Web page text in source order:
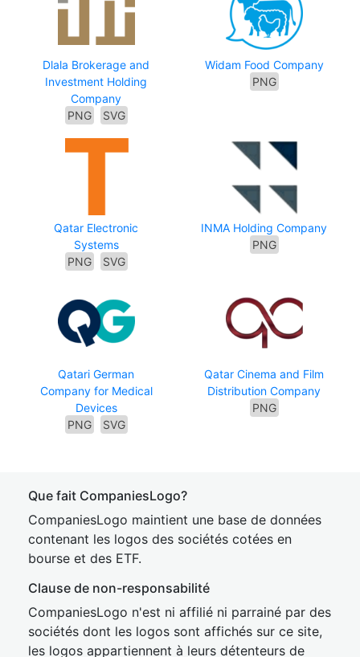
Dlala Brokerage and
Investment Holding
Company
PNG
SVG
Widam Food Company
PNG
Qatar Electronic
Systems
PNG
SVG
INMA Holding Company
PNG
Qatari German
Company for Medical
Devices
PNG
SVG
Qatar Cinema and Film
Distribution Company
PNG
Que fait CompaniesLogo?
CompaniesLogo maintient une base de données
contenant les logos des sociétés cotées en
bourse et des ETF.
Clause de non-responsabilité
CompaniesLogo n'est ni affilié ni parrainé par des
sociétés dont les logos sont affichés sur ce site,
les logos appartiennent à leurs détenteurs de